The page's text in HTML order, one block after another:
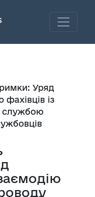
Уряд
із
службою